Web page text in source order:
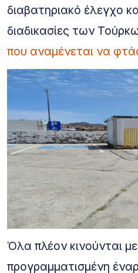
διαβατηριακό έλεγχο
διαδικασίες των
που αναμένεται να
Όλα πλέον κινούνται
προγραμματισμένη